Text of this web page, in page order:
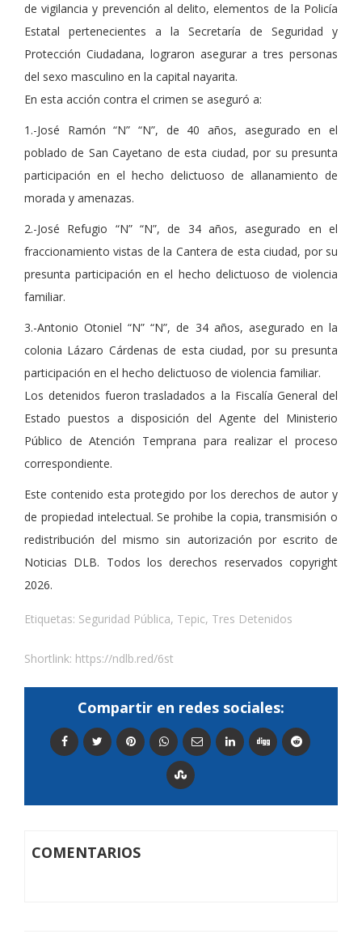
de vigilancia y prevención al delito, elementos de la Policía
Estatal pertenecientes a la Secretaría de Seguridad y
Protección Ciudadana, lograron asegurar a tres personas
del sexo masculino en la capital nayarita.
En esta acción contra el crimen se aseguró a:
1.-José Ramón “N” “N”, de 40 años, asegurado en el
poblado de San Cayetano de esta ciudad, por su presunta
participación en el hecho delictuoso de allanamiento de
morada y amenazas.
2.-José Refugio “N” “N”, de 34 años, asegurado en el
fraccionamiento vistas de la Cantera de esta ciudad, por su
presunta participación en el hecho delictuoso de violencia
familiar.
3.-Antonio Otoniel “N” “N”, de 34 años, asegurado en la
colonia Lázaro Cárdenas de esta ciudad, por su presunta
participación en el hecho delictuoso de violencia familiar.
Los detenidos fueron trasladados a la Fiscalía General del
Estado puestos a disposición del Agente del Ministerio
Público de Atención Temprana para realizar el proceso
correspondiente.
Este contenido esta protegido por los derechos de autor y
de propiedad intelectual. Se prohibe la copia, transmisión o
redistribución del mismo sin autorización por escrito de
Noticias DLB. Todos los derechos reservados copyright
2026.
Etiquetas: Seguridad Pública, Tepic, Tres Detenidos
Shortlink: https://ndlb.red/6st
Compartir en redes sociales:
COMENTARIOS